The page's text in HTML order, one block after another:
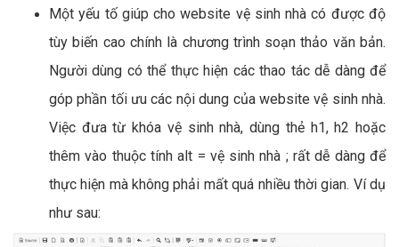
Một yếu tố giúp cho website vệ sinh nhà có được độ
tùy biến cao chính là chương trình soạn thảo văn bản.
Người dùng có thể thực hiện các thao tác dễ dàng để
góp phần tối ưu các nội dung của website vệ sinh nhà.
Việc đưa từ khóa vệ sinh nhà, dùng thẻ h1, h2 hoặc
thêm vào thuộc tính alt = vệ sinh nhà ; rất dễ dàng để
thực hiện mà không phải mất quá nhiều thời gian. Ví dụ
như sau: